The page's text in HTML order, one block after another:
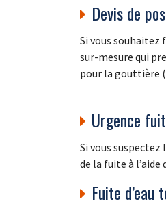
Devis de
Si vous souhaitez
sur-mesure qui
pour la gouttière
Urgence
Si vous
de la fuite à
Fuite